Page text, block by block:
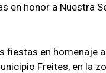
en honor a Nuestra
fiestas en homenaje
Freites, en la